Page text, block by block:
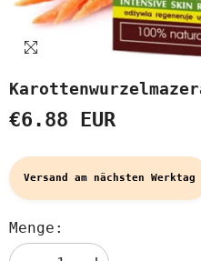
€6.88 EUR
Versand am nächsten Werktag
Menge: